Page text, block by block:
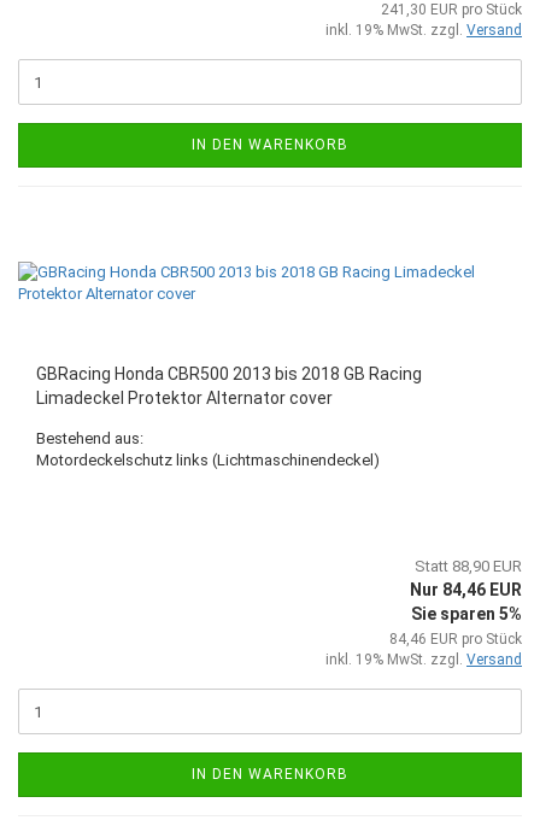
241,30 EUR pro Stück
inkl. 19% MwSt. zzgl. Versand
IN DEN WARENKORB
GBRacing Honda CBR500 2013 bis 2018 GB Racing
Limadeckel Protektor Alternator cover
Bestehend aus:
Motordeckelschutz links (Lichtmaschinendeckel)
Statt 88,90 EUR
Nur 84,46 EUR
Sie sparen 5%
84,46 EUR pro Stück
inkl. 19% MwSt. zzgl. Versand
IN DEN WARENKORB